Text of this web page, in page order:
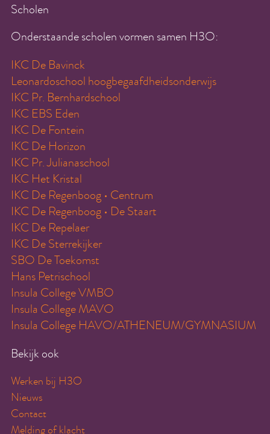
Scholen
Onderstaande scholen vormen samen H3O:
IKC De Bavinck
Leonardoschool hoogbegaafdheidsonderwijs
IKC Pr. Bernhardschool
IKC EBS Eden
IKC De Fontein
IKC De Horizon
IKC Pr. Julianaschool
IKC Het Kristal
IKC De Regenboog • Centrum
IKC De Regenboog • De Staart
IKC De Repelaer
IKC De Sterrekijker
SBO De Toekomst
Hans Petrischool
Insula College VMBO
Insula College MAVO
Insula College HAVO/ATHENEUM/GYMNASIUM
Bekijk ook
Werken bij H3O
Nieuws
Contact
Melding of klacht